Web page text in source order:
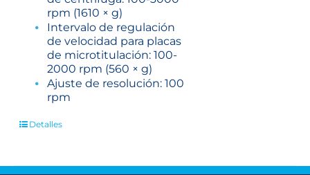
rpm (1610 × g)
Intervalo de regulación
de velocidad para placas
de microtitulación: 100-
2000 rpm (560 × g)
Ajuste de resolución: 100
rpm
Detalles